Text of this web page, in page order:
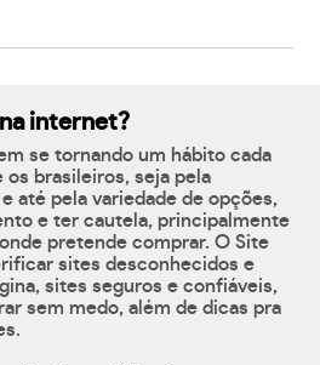
internet?
se tornando um hábito cada
brasileiros, seja pela
até pela variedade de opções,
e ter cautela, principalmente
pretende comprar. O Site
sites desconhecidos e
sites seguros e confiáveis,
sem medo, além de dicas pra